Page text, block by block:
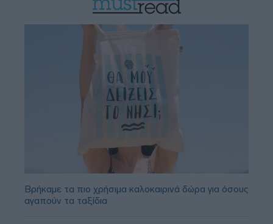
Βρήκαμε τα πιο χρήσιμα καλοκαιρινά δώρα για όσους
αγαπούν τα ταξίδια